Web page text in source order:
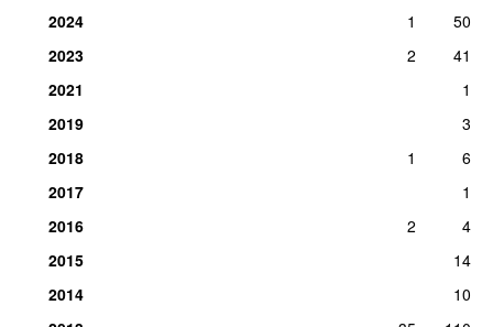
2024
1
50
2023
2
41
2021
1
2019
3
2018
1
6
2017
1
2016
2
4
2015
14
2014
10